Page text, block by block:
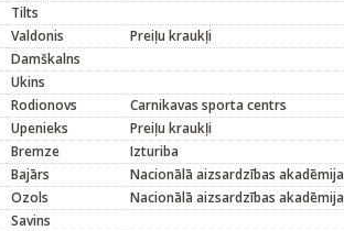
Tilts
Valdonis Preiļu kraukļi
Damškalns
Ukins
Rodionovs Carnikavas sporta centrs
Upenieks Preiļu kraukļi
Bremze Izturiba
Bajārs Nacionālā aizsardzības akadēmija
Ozols Nacionālā aizsardzības akadēmija
Savins